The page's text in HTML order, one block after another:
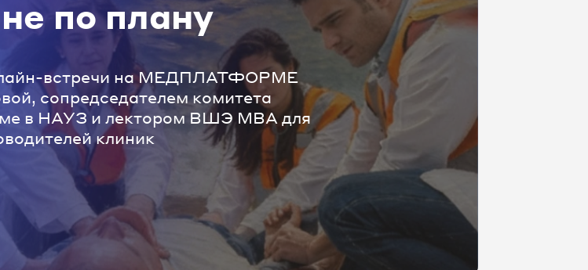
по плану
встречи на МЕДПЛАТФОРМЕ
сопредседателем комитета
в НАУЗ и лектором ВШЭ MBA для
клиник